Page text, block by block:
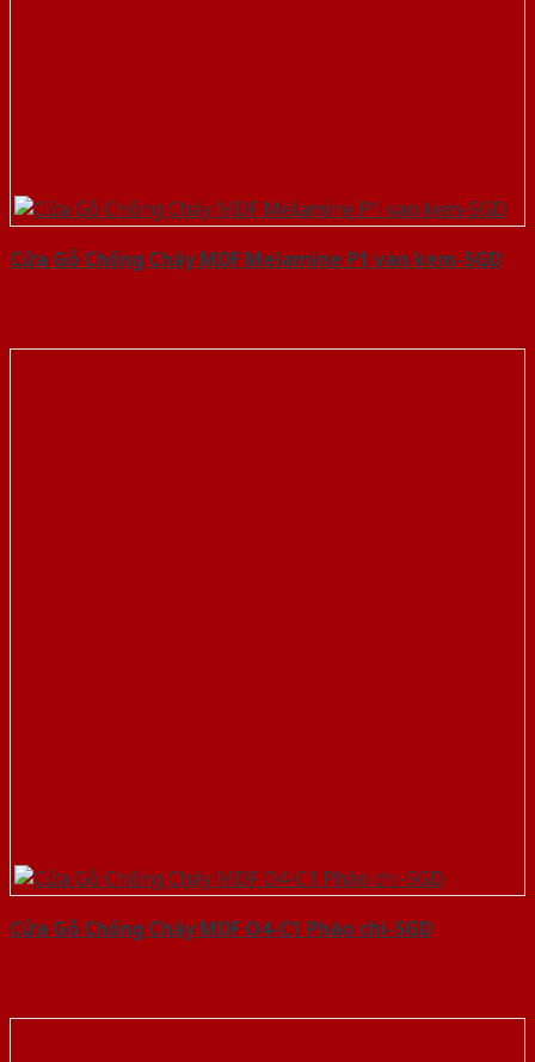
Cửa Gỗ Chống Cháy MDF Melamine P1 van kem-SGD
Cửa Gỗ Chống Cháy MDF O4-C1 Phào chi-SGD